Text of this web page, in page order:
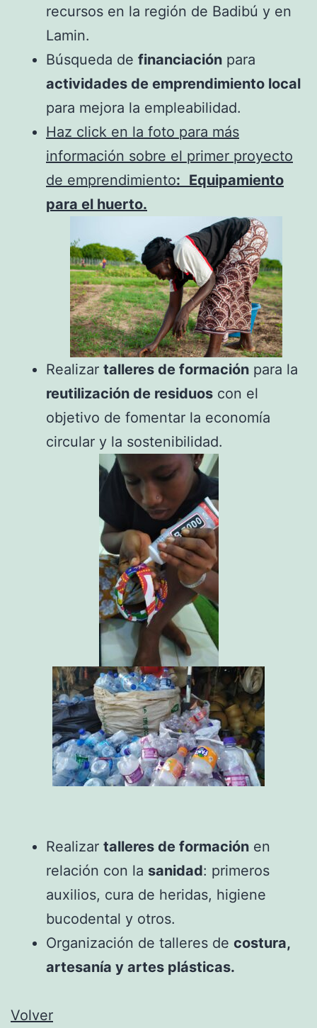
recursos en la región de Badibú y en
Lamin.
Búsqueda de financiación para
actividades de emprendimiento local
para mejora la empleabilidad.
Haz click en la foto para más
información sobre el primer proyecto
de emprendimiento: Equipamiento
para el huerto.
Realizar talleres de formación para la
reutilización de residuos con el
objetivo de fomentar la economía
circular y la sostenibilidad.
Realizar talleres de formación en
relación con la sanidad: primeros
auxilios, cura de heridas, higiene
bucodental y otros.
Organización de talleres de costura,
artesanía y artes plásticas.
Volver